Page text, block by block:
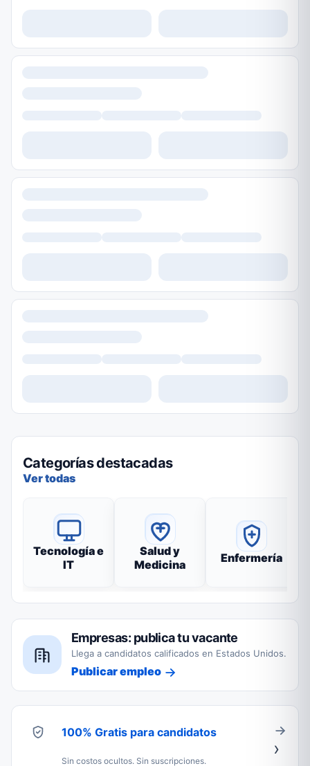
Categorías destacadas
Ver todas
Tecnología e
IT
Salud y
Medicina
Enfermería
Empresas: publica tu vacante
Llega a candidatos calificados en Estados Unidos.
Publicar empleo
100% Gratis para candidatos
Sin costos ocultos. Sin suscripciones.